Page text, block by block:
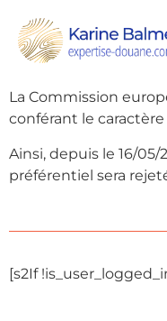
Dans le cadre de
territoires placés
La Commission
conférant le
Ainsi, depuis le 16/
préférentiel sera
[s2If